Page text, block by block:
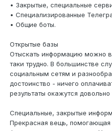
• Закрытые, специальные
• Специализированные
• Общие боты.
Открытые базы
Отыскать информацию можно в
таки трудно. В большинстве
социальным сетям и
достоинство - ничего
результаты окажутся
Специальные, закрытые
Прекрасная вещь,